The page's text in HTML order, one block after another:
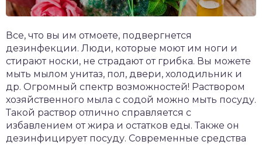
Все, что вы им отмоете, подвергнется
дезинфекции. Люди, которые моют им ноги и
стирают носки, не страдают от грибка. Вы можете
мыть мылом унитаз, пол, двери, холодильник и
др. Огромный спектр возможностей! Раствором
хозяйственного мыла с содой можно мыть посуду.
Такой раствор отлично справляется с
избавлением от жира и остатков еды. Также он
дезинфицирует посуду. Современные средства